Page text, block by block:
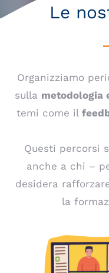
Le
Organizziamo
sulla metodologia
temi come il
Questi percorsi
anche a chi –
desidera
la